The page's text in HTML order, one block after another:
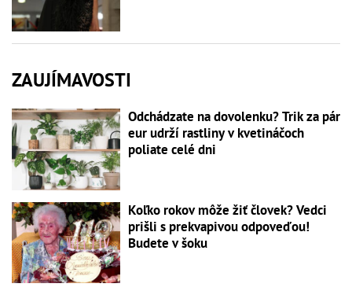
ZAUJÍMAVOSTI
Odchádzate na dovolenku? Trik za pár
eur udrží rastliny v kvetináčoch
poliate celé dni
Koľko rokov môže žiť človek? Vedci
prišli s prekvapivou odpoveďou!
Budete v šoku